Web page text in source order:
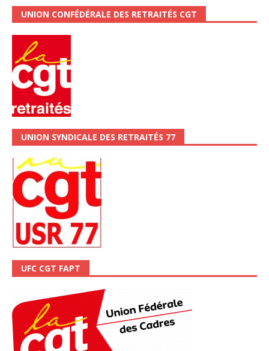
UNION CONFÉDÉRALE DES RETRAITÉS CGT
UNION SYNDICALE DES RETRAITÉS 77
UFC CGT FAPT